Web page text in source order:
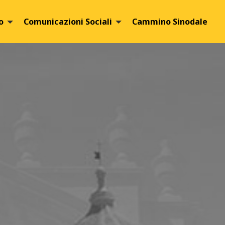
Comunicazioni Sociali Cammino Sinodale